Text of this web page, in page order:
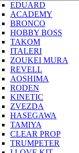
EDUARD
ACADEMY
BRONCO
HOBBY BOSS
TAKOM
ITALERI
ZOUKEI MURA
REVELL
AOSHIMA
RODEN
KINETIC
ZVEZDA
HASEGAWA
TAMIYA
CLEAR PROP
TRUMPETER